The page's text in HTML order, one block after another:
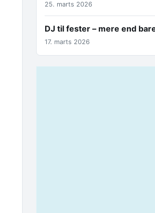
25. marts 2026
DJ til fester – mere end
17. marts 2026